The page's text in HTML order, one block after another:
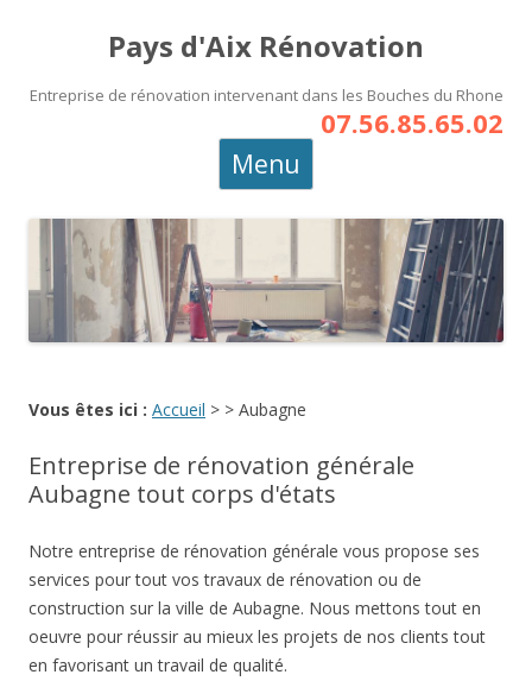
Pays d'Aix Rénovation
Entreprise de rénovation intervenant dans les Bouches du Rhone
07.56.85.65.02
Menu
Vous êtes ici : Accueil > > Aubagne
Entreprise de rénovation générale
Aubagne tout corps d'états
Notre entreprise de rénovation générale vous propose ses
services pour tout vos travaux de rénovation ou de
construction sur la ville de Aubagne. Nous mettons tout en
oeuvre pour réussir au mieux les projets de nos clients tout
en favorisant un travail de qualité.